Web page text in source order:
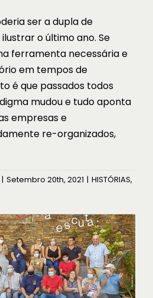
ser a dupla de
o último ano. Se
ferramenta necessária e
em tempos de
é que passados todos
mudou e tudo aponta
empresas e
re-organizados,
| Setembro 20th, 2021 | HISTÓRIAS,
fazer o futuro